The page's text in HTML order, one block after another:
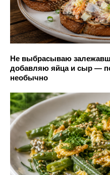
Не выбрасываю
добавляю яйца и сыр —
необычно